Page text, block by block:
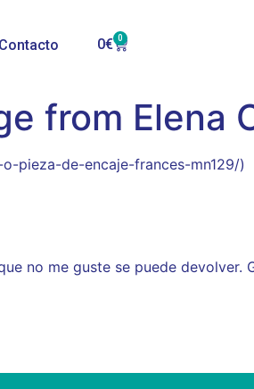
Contacto 0€ 0
from Elena
pieza-de-encaje-frances-mn129/)
no me guste se puede devolver.